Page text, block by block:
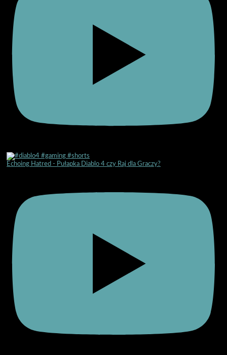
Echoing Hatred - Pułapka Diablo 4 czy Raj dla Graczy?